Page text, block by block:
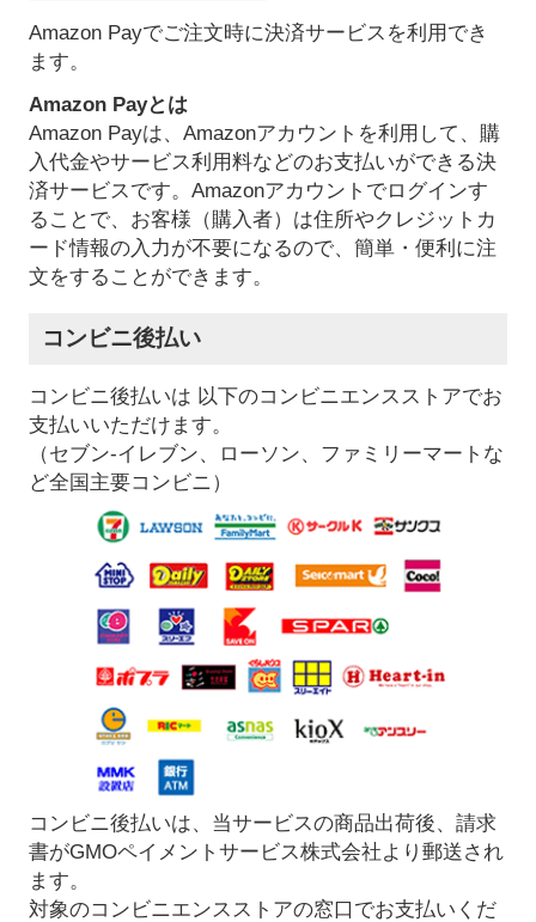
Amazon Payでご注文時に決済サービスを利用でき
ます。
Amazon Payとは
Amazon Payは、Amazonアカウントを利用して、購
入代金やサービス利用料などのお支払いができる決
済サービスです。Amazonアカウントでログインす
ることで、お客様（購入者）は住所やクレジットカ
ード情報の入力が不要になるので、簡単・便利に注
文をすることができます。
コンビニ後払い
コンビニ後払いは 以下のコンビニエンスストアでお
支払いいただけます。
（セブン-イレブン、ローソン、ファミリーマートな
ど全国主要コンビニ）
コンビニ後払いは、当サービスの商品出荷後、請求
書がGMOペイメントサービス株式会社より郵送され
ます。
対象のコンビニエンスストアの窓口でお支払いくだ